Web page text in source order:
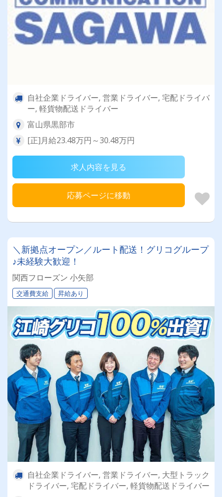
自社企業ドライバー, 営業ドライバー, 宅配ドライバ
ー, 軽貨物配送ドライバー
富山県黒部市
[正]月給23.48万円～30.48万円
求人内容を見る
応募ページに移動
＼新拠点オープン／ルート配送！グリコグループ
♪未経験大歓迎！
関西フローズン 小矢部
交通費支給 昇給あり
自社企業ドライバー, 営業ドライバー, 大型トラック
ドライバー, 宅配ドライバー, 軽貨物配送ドライバー